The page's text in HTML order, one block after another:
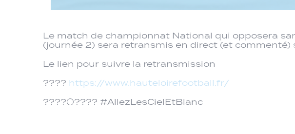
Le match de championnat National qui opposera
(journée 2) sera retransmis en direct (et
Le lien pour suivre la retransmission
???? https://www.hauteloirefootball.fr/
????⚪???? #AllezLesCielEtBlanc